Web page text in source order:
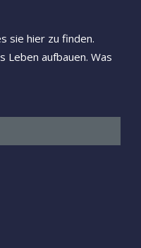
sie hier zu finden.
Leben aufbauen. Was